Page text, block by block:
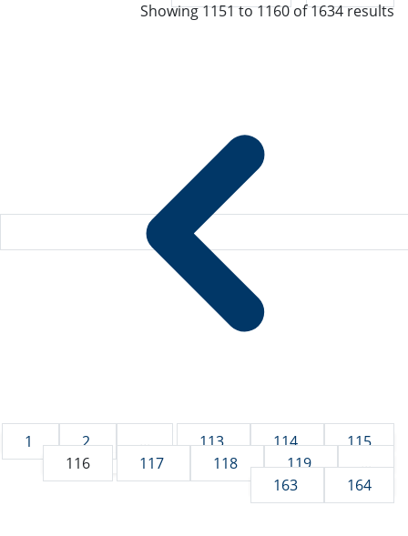
Showing1151to1160of1634results
1 2 ... 113 114
115
116
117 118 119
...
163
164